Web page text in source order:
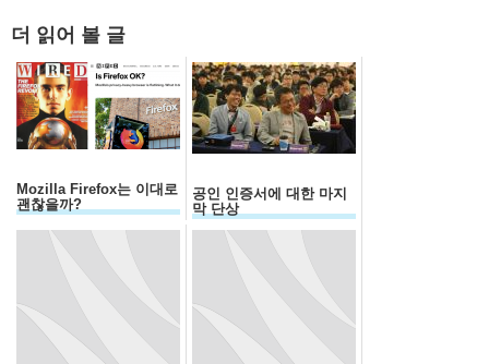
더 읽어 볼 글
Mozilla Firefox는 이대로
괜찮을까?
공인 인증서에 대한 마지
막 단상